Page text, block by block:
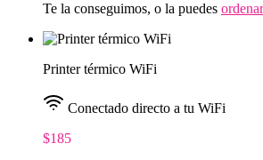
Te la conseguimos, o la puedes
Printer térmico WiFi
Conectado directo a tu WiFi
$185